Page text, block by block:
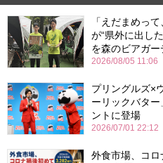
「えだまめっ
が“県外に出し
を森のビアガー
2026/08/05 11:06
プリングルズ×
ーリックバタ
ントに登場
2026/07/01 22:12
外食市場、コ